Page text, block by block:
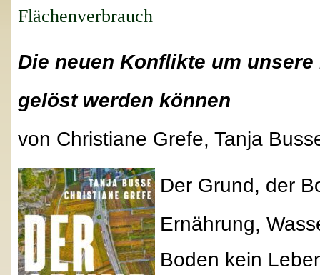
Flächenverbrauch
Die neuen Konflikte um
gelöst werden können
von Christiane Grefe, Tanja
Der Grund, der
Ernährung,
Boden kein